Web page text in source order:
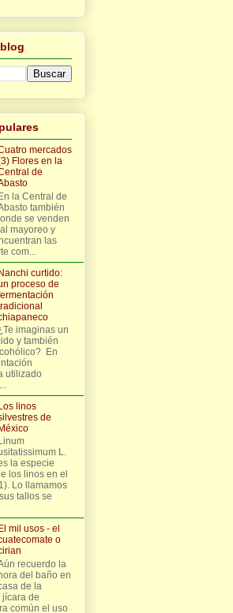
mercados
Flores en la
de
la Central de
también
se venden
mayoreo y
las
com...
curtido:
proceso de
imaginas un
y también
En
utilizado
Los linos
de
México
Linum
L.
la especie
los linos en el
Lo llamamos
tallos se
El mil usos - el
o
recuerdo la
del baño en
de la
de
común el uso